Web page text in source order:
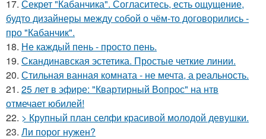
17. Секрет "Кабанчика". Согласитесь, есть ощущение,
будто дизайнеры между собой о чём-то договорились -
про "Кабанчик".
18. Не каждый пень - просто пень.
19. Скандинавская эстетика. Простые четкие линии.
20. Стильная ванная комната - не мечта, а реальность.
21. 25 лет в эфире: "Квартирный Вопрос" на нтв
отмечает юбилей!
22. > Крупный план селфи красивой молодой девушки.
23. Ли порог нужен?